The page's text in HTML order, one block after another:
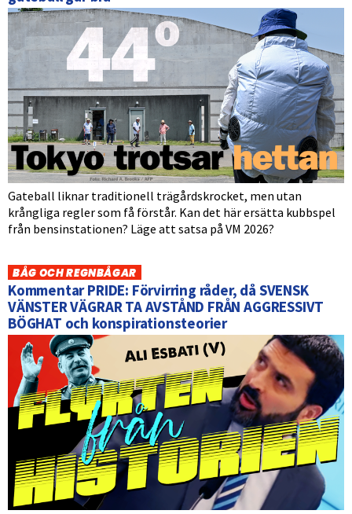
Gateball liknar traditionell trägårdskrocket, men utan
krångliga regler som få förstår. Kan det här ersätta kubbspel
från bensinstationen? Läge att satsa på VM 2026?
BÅG OCH REGNBÅGAR
Kommentar PRIDE: Förvirring råder, då SVENSK
VÄNSTER VÄGRAR TA AVSTÅND FRÅN AGGRESSIVT
BÖGHAT och konspirationsteorier